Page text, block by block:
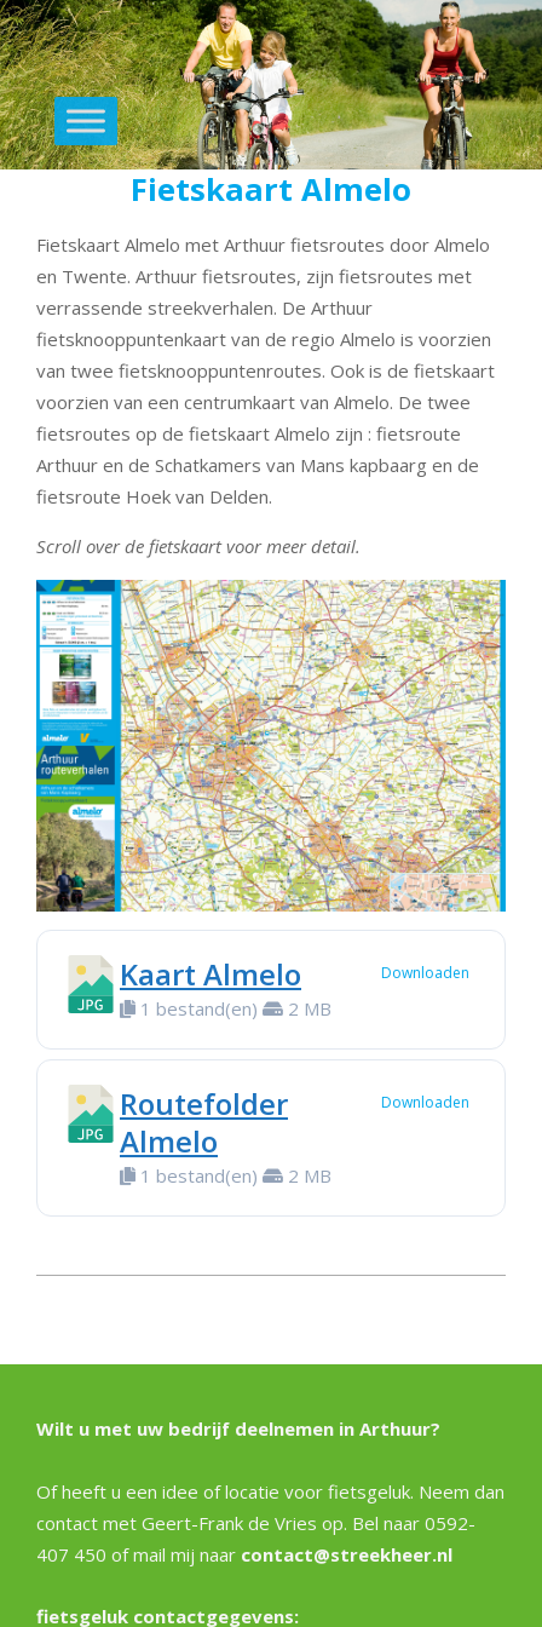
content
Primary
Navigation
Menu
Fietskaart Almelo
Fietskaart Almelo met Arthuur fietsroutes door Almelo
en Twente. Arthuur fietsroutes, zijn fietsroutes met
verrassende streekverhalen. De Arthuur
fietsknooppuntenkaart van de regio Almelo is voorzien
van twee fietsknooppuntenroutes. Ook is de fietskaart
voorzien van een centrumkaart van Almelo. De twee
fietsroutes op de fietskaart Almelo zijn : fietsroute
Arthuur en de Schatkamers van Mans kapbaarg en de
fietsroute Hoek van Delden.
Scroll over de fietskaart voor meer detail.
Kaart Almelo
1 bestand(en) 2 MB
Downloaden
Routefolder
Almelo
1 bestand(en) 2 MB
Downloaden
Wilt u met uw bedrijf deelnemen in Arthuur?
Of heeft u een idee of locatie voor fietsgeluk. Neem dan
contact met Geert-Frank de Vries op. Bel naar 0592-
407 450 of mail mij naar contact@streekheer.nl
fietsgeluk contactgegevens: